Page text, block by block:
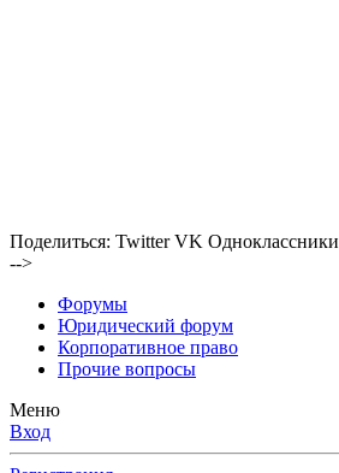
Поделиться: Twitter VK Одноклассники
-->
Форумы
Юридический форум
Корпоративное право
Прочие вопросы
Меню
Вход